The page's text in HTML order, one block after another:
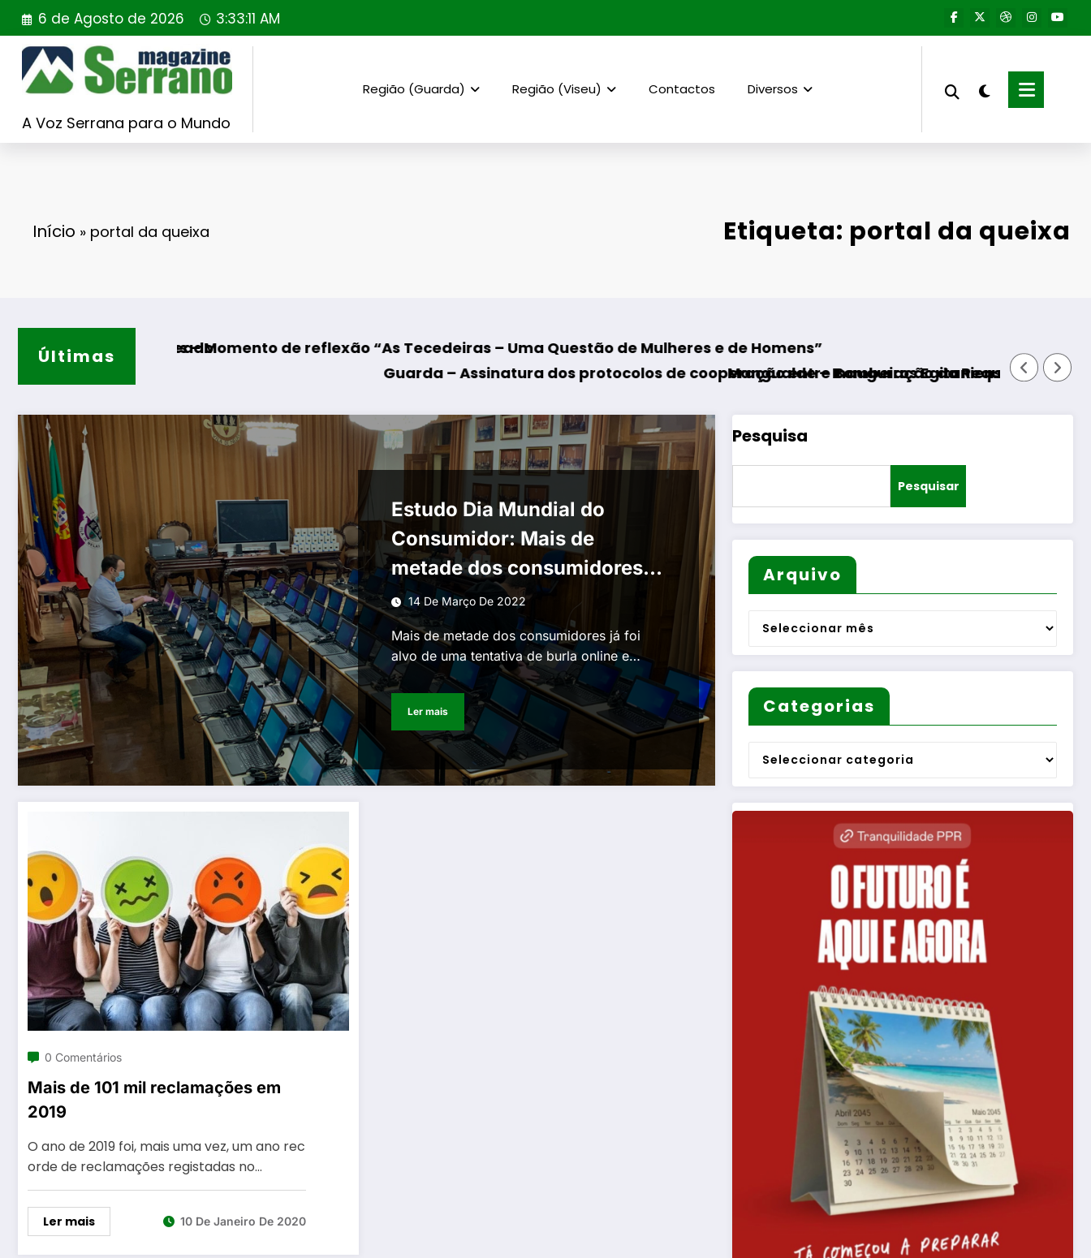
Saltar
para
conteúdo
6 de Agosto de 2026 3:33:12 AM
A Voz Serrana para o Mundo
Região (Guarda) Região (Viseu) Contactos Diversos
Início » portal da queixa Etiqueta: portal da queixa
Últimas
sorteado– Momento de reflexão “As Tecedeiras – Uma Questão de Mulheres e de Homens”
Guarda – Assinatura dos protocolos de cooperação entre Bombeiros Egitanienses e diversas Freguesias
Mangualde – Inauguração da Requalificação do Bairro
Aumento do
Estudo Dia Mundial do
Consumidor: Mais de
metade dos consumidores já
foi alvo de tentativa de burla
online e 33% foi vítima de
um cibercrime
14 De Março De 2022
Mais de metade dos consumidores já foi
alvo de uma tentativa de burla online e…
Ler mais
0 Comentários
Mais de 101 mil reclamações em
2019
O ano de 2019 foi, mais uma vez, um ano rec
orde de reclamações registadas no…
Ler mais 10 De Janeiro De 2020
Pesquisa
Pesquisar
Arquivo
Arquivo
Categorias
Categorias